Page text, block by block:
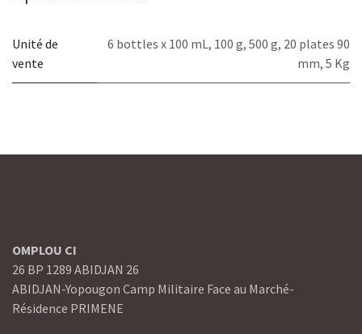
Unité de
vente
6 bottles x 100 mL, 100 g, 500 g, 20 plates 90
mm, 5 Kg
OMPLOU CI
26 BP 1289 ABIDJAN 26
ABIDJAN-Yopougon Camp Militaire Face au Marché-
Résidence PRIMENE